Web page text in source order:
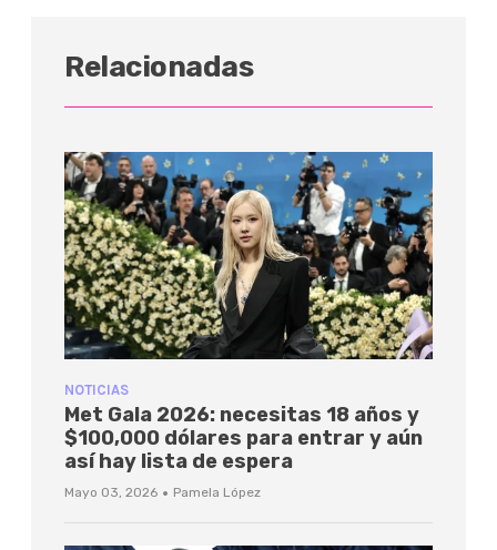
Relacionadas
NOTICIAS
Met Gala 2026: necesitas 18 años y
$100,000 dólares para entrar y aún
así hay lista de espera
Mayo 03, 2026 · Pamela López